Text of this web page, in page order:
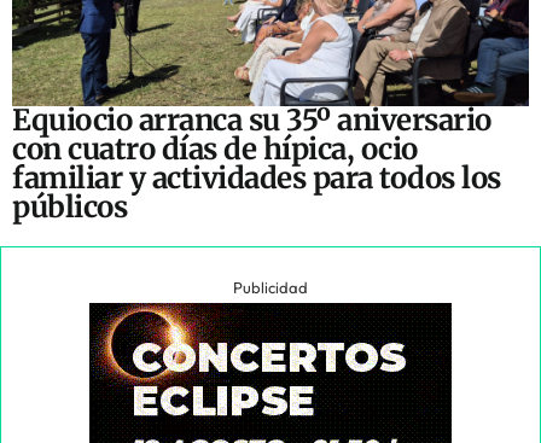
Equiocio arranca su 35º aniversario
con cuatro días de hípica, ocio
familiar y actividades para todos los
públicos
Publicidad